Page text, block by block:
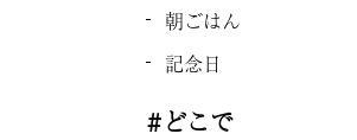
朝ごはん
記念日
#どこで